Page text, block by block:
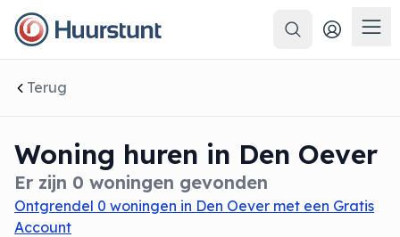
Zoeken
Terug
Woning huren in Den Oever
Er zijn 0 woningen gevonden
Ontgrendel 0 woningen in Den Oever met een Gratis
Account
sluiten